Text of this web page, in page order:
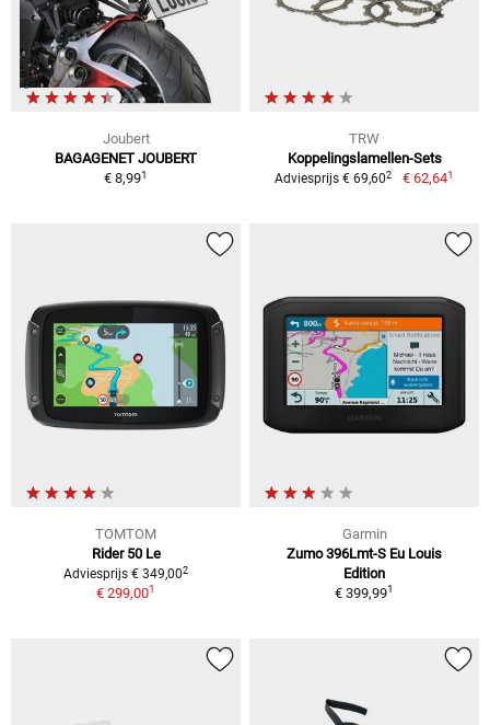
Joubert
BAGAGENET JOUBERT
€ 8,991
TRW
Koppelingslamellen-Sets
Adviesprijs € 69,602 € 62,641
TOMTOM
Rider 50 Le
Adviesprijs € 349,002
€ 299,001
Garmin
Zumo 396Lmt-S Eu Louis
Edition
€ 399,991